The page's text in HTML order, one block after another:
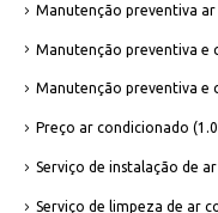
Manutenção preventiva
Manutenção preventiva e
Manutenção preventiva e
Preço ar condicionado
Serviço de instalação de
Serviço de limpeza de ar